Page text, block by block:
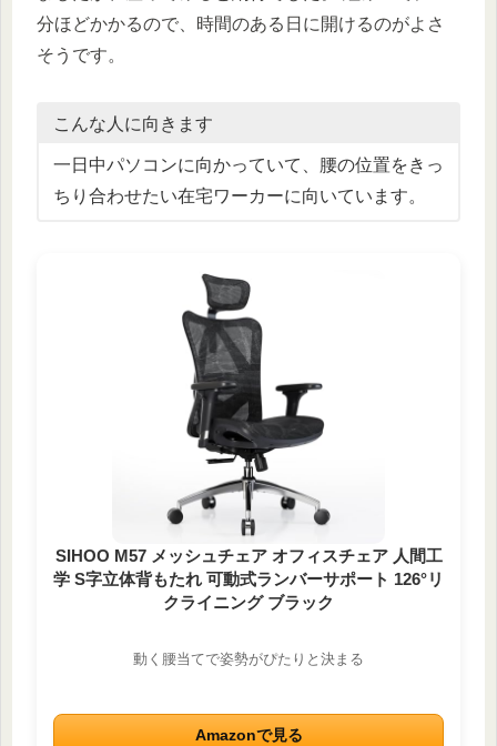
分ほどかかるので、時間のある日に開けるのがよさ
そうです。
こんな人に向きます
一日中パソコンに向かっていて、腰の位置をきっ
ちり合わせたい在宅ワーカーに向いています。
SIHOO M57 メッシュチェア オフィスチェア 人間工
学 S字立体背もたれ 可動式ランバーサポート 126°リ
クライニング ブラック
動く腰当てで姿勢がぴたりと決まる
Amazonで見る